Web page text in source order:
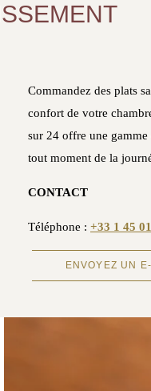
Commandez des plats
confort de votre
sur 24 offre une gamme
tout moment de la
CONTACT
Téléphone : +33 1 45
ENVOYEZ UN